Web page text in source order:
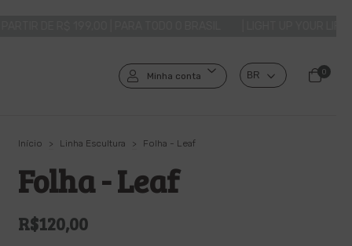
Minha conta 0
Início > Linha Escultura > Folha - Leaf
Folha - Leaf
R$120,00